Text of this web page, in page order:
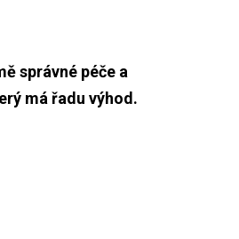
správné péče a
má řadu výhod.